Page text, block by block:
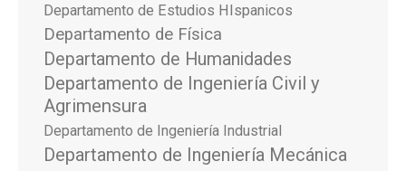
Departamento de Estudios HIspanicos
Departamento de Física
Departamento de Humanidades
Departamento de Ingeniería Civil y
Agrimensura
Departamento de Ingeniería Industrial
Departamento de Ingeniería Mecánica